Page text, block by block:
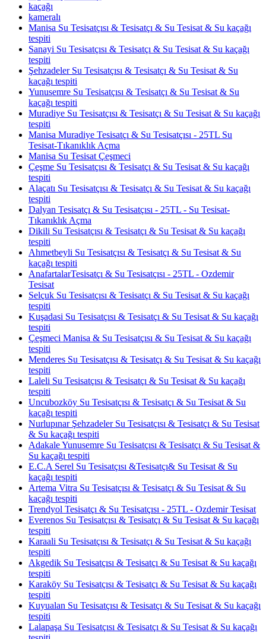
kaçağı
kameralı
Manisa Su Tesisatçısı & Tesisatçı & Su Tesisat & Su kaçağı
tespiti
Sanayi Su Tesisatçısı & Tesisatçı & Su Tesisat & Su kaçağı
tespiti
Şehzadeler Su Tesisatçısı & Tesisatçı & Su Tesisat & Su
kaçağı tespiti
Yunusemre Su Tesisatçısı & Tesisatçı & Su Tesisat & Su
kaçağı tespiti
Muradiye Su Tesisatçısı & Tesisatçı & Su Tesisat & Su kaçağı
tespiti
Manisa Muradiye Tesisatçı & Su Tesisatçısı - 25TL Su
Tesisat-Tıkanıklık Açma
Manisa Su Tesisat Çeşmeci
Çeşme Su Tesisatçısı & Tesisatçı & Su Tesisat & Su kaçağı
tespiti
Alaçatı Su Tesisatçısı & Tesisatçı & Su Tesisat & Su kaçağı
tespiti
Dalyan Tesisatçı & Su Tesisatçısı - 25TL - Su Tesisat-
Tıkanıklık Açma
Dikili Su Tesisatçısı & Tesisatçı & Su Tesisat & Su kaçağı
tespiti
Ahmetbeyli Su Tesisatçısı & Tesisatçı & Su Tesisat & Su
kaçağı tespiti
AnafartalarTesisatçı & Su Tesisatçısı - 25TL - Ozdemir
Tesisat
Selçuk Su Tesisatçısı & Tesisatçı & Su Tesisat & Su kaçağı
tespiti
Kuşadasi Su Tesisatçısı & Tesisatçı & Su Tesisat & Su kaçağı
tespiti
Çeşmeci Manisa & Su Tesisatçısı & Su Tesisat & Su kaçağı
tespiti
Menderes Su Tesisatçısı & Tesisatçı & Su Tesisat & Su kaçağı
tespiti
Laleli Su Tesisatçısı & Tesisatçı & Su Tesisat & Su kaçağı
tespiti
Uncubozköy Su Tesisatçısı & Tesisatçı & Su Tesisat & Su
kaçağı tespiti
Nurlupınar Şehzadeler Su Tesisatçısı & Tesisatçı & Su Tesisat
& Su kaçağı tespiti
Adakale Yunusemre Su Tesisatçısı & Tesisatçı & Su Tesisat &
Su kaçağı tespiti
E.C.A Serel Su Tesisatçısı &Tesisatçı& Su Tesisat & Su
kaçağı tespiti
Artema Vitra Su Tesisatçısı & Tesisatçı & Su Tesisat & Su
kaçağı tespiti
Trendyol Tesisatçı & Su Tesisatçısı - 25TL - Ozdemir Tesisat
Everenos Su Tesisatçısı & Tesisatçı & Su Tesisat & Su kaçağı
tespiti
Karaali Su Tesisatçısı & Tesisatçı & Su Tesisat & Su kaçağı
tespiti
Akgedik Su Tesisatçısı & Tesisatçı & Su Tesisat & Su kaçağı
tespiti
Karaköy Su Tesisatçısı & Tesisatçı & Su Tesisat & Su kaçağı
tespiti
Kuyualan Su Tesisatçısı & Tesisatçı & Su Tesisat & Su kaçağı
tespiti
Lalapaşa Su Tesisatçısı & Tesisatçı & Su Tesisat & Su kaçağı